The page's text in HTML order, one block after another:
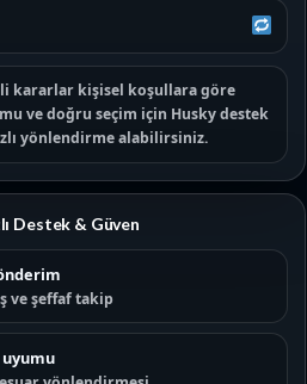
kararlar kişisel koşullara göre
ve doğru seçim için Husky destek
yönlendirme alabilirsiniz.
Destek & Güven
ve şeffaf takip